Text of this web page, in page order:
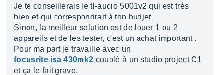
Je te conseillerais le tl-audio 5001v2 qui est très
bien et qui correspondrait à ton budjet.
Sinon, la meilleur solution est de louer 1 ou 2
appareils et de les tester, c'est un achat important .
Pour ma part je travaille avec un
focusrite isa 430mk2 couplé à un studio project C1
et ça le fait grave.